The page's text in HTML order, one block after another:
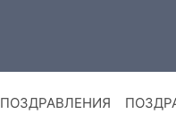
ПОЗДРАВЛЕНИЯ